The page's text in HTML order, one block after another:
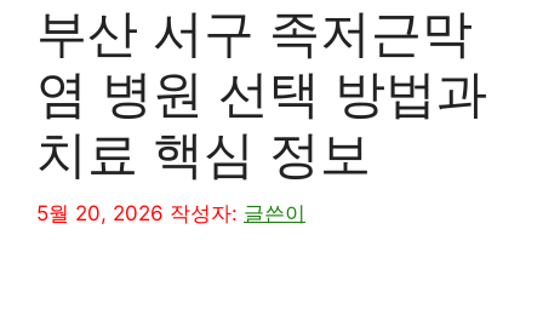
부산 서구 족저근막
염 병원 선택 방법과
치료 핵심 정보
5월 20, 2026 작성자: 글쓴이